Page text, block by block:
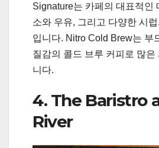
Signature는 카페의 대표적인
소와 우유, 그리고 다양한 시
입니다. Nitro Cold Brew는 부
질감의 콜드 브루 커피로 많은
니다.
4. The Baristro
River